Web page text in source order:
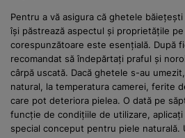
Pentru a vă asigura că ghetele
își păstrează aspectul și proprietățile
corespunzătoare este esențială. După
recomandat să îndepărtați praful și
cârpă uscată. Dacă ghetele s-au
natural, la temperatura camerei, ferite
care pot deteriora pielea. O dată pe
funcție de condițiile de utilizare,
special conceput pentru piele naturală.